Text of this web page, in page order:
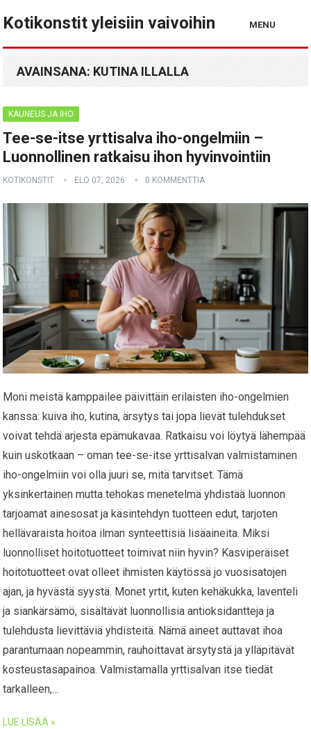
Kotikonstit yleisiin vaivoihin MENU
AVAINSANA: KUTINA ILLALLA
KAUNEUS JA IHO
Tee-se-itse yrttisalva iho-ongelmiin –
Luonnollinen ratkaisu ihon hyvinvointiin
KOTIKONSTIT ELO 07, 2026 0 KOMMENTTIA
Moni meistä kamppailee päivittäin erilaisten iho-ongelmien
kanssa: kuiva iho, kutina, ärsytys tai jopa lievät tulehdukset
voivat tehdä arjesta epämukavaa. Ratkaisu voi löytyä lähempää
kuin uskotkaan – oman tee-se-itse yrttisalvan valmistaminen
iho-ongelmiin voi olla juuri se, mitä tarvitset. Tämä
yksinkertainen mutta tehokas menetelmä yhdistää luonnon
tarjoamat ainesosat ja käsintehdyn tuotteen edut, tarjoten
hellävaraista hoitoa ilman synteettisiä lisäaineita. Miksi
luonnolliset hoitotuotteet toimivat niin hyvin? Kasviperäiset
hoitotuotteet ovat olleet ihmisten käytössä jo vuosisatojen
ajan, ja hyvästä syystä. Monet yrtit, kuten kehäkukka, laventeli
ja siankärsämö, sisältävät luonnollisia antioksidantteja ja
tulehdusta lievittäviä yhdisteitä. Nämä aineet auttavat ihoa
parantumaan nopeammin, rauhoittavat ärsytystä ja ylläpitävät
kosteustasapainoa. Valmistamalla yrttisalvan itse tiedät
tarkalleen,…
LUE LISÄÄ »